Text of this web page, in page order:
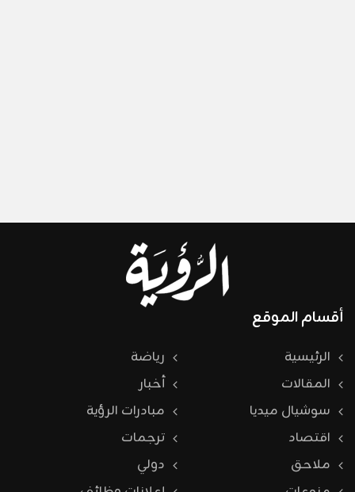
أقسام الموقع
الرئيسية
رياضة
المقالات
أخبار
سوشيال ميديا
مبادرات الرؤية
اقتصاد
ترجمات
ملاحق
دولي